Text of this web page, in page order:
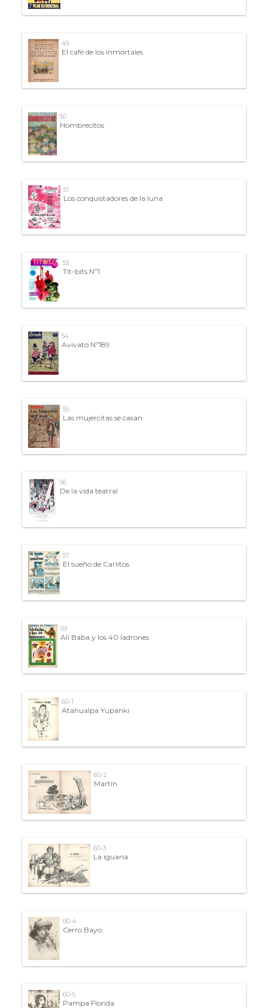
49
El café de los inmortales
50
Hombrecitos
51
Los conquistadores de la luna
53
Tit-bits Nº1
54
Avivato Nº189
55
Las mujercitas se casan
56
De la vida teatral
57
El sueño de Carlitos
59
Alí Baba y los 40 ladrones
60-1
Atahualpa Yupanki
60-2
Martín
60-3
La iguana
60-4
Cerro Bayo
60-5
Pampa Florida